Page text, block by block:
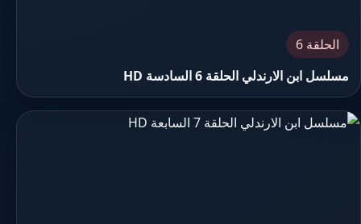
الحلقة 6
مسلسل ابن الارندلي الحلقة 6 السادسة HD